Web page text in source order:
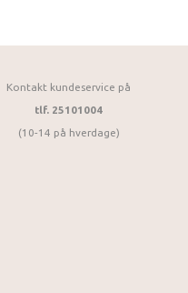
Kontakt kundeservice på
tlf. 25101004
(10-14 på hverdage)